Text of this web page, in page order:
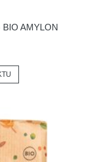
AMYLON